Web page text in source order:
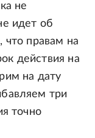
не
идет об
что правам на
действия на
на дату
три
точно